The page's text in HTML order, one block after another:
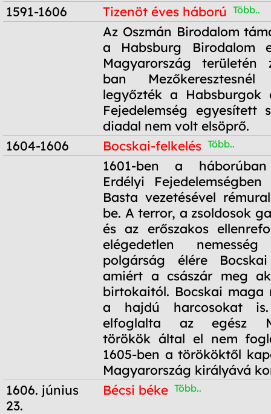
1591-1606
Tizenöt éves háború Több..
Az Oszmán Birodalom
a Habsburg Birodalom
Magyarország területén
ban
legyőzték a Habsburgok
Fejedelemség egyesített
diadal nem volt elsöprő.
1604-1606
Bocskai-felkelés Több..
1601-ben a
Erdélyi
Basta vezetésével
be. A terror, a zsoldosok
és az erőszakos
elégedetlen
polgárság élére
amiért a császár meg
birtokaitól. Bocskai maga
a hajdú harcosokat is.
elfoglalta az egész
törökök által el nem
1605-ben a törököktől
Magyarország királyává
1606. június
23.
Bécsi béke Több..